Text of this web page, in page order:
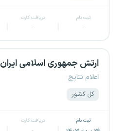
ثبت نام
-
دریافت کارت
-
ارتش جمهوری اسلامی ایران
اعلام نتایج
کل کشور
ثبت نام دریافت کارت